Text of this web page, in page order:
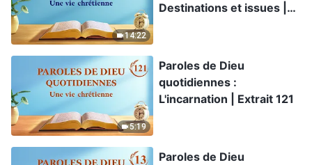
14:22
Destinations et issues |
5:19
Paroles de Dieu
quotidiennes :
L'incarnation | Extrait 121
Paroles de Dieu